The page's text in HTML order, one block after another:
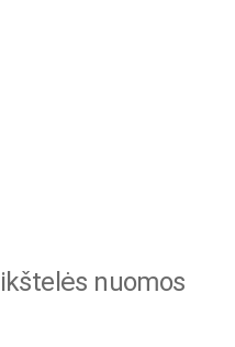
nuomos